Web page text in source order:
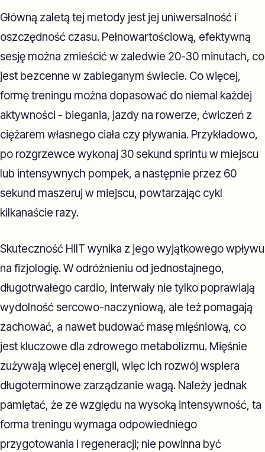
Główną zaletą tej metody jest jej uniwersalność i
oszczędność czasu. Pełnowartościową, efektywną
sesję można zmieścić w zaledwie 20-30 minutach, co
jest bezcenne w zabieganym świecie. Co więcej,
formę treningu można dopasować do niemal każdej
aktywności - biegania, jazdy na rowerze, ćwiczeń z
ciężarem własnego ciała czy pływania. Przykładowo,
po rozgrzewce wykonaj 30 sekund sprintu w miejscu
lub intensywnych pompek, a następnie przez 60
sekund maszeruj w miejscu, powtarzając cykl
kilkanaście razy.
Skuteczność HIIT wynika z jego wyjątkowego wpływu
na fizjologię. W odróżnieniu od jednostajnego,
długotrwałego cardio, interwały nie tylko poprawiają
wydolność sercowo-naczyniową, ale też pomagają
zachować, a nawet budować masę mięśniową, co
jest kluczowe dla zdrowego metabolizmu. Mięśnie
zużywają więcej energii, więc ich rozwój wspiera
długoterminowe zarządzanie wagą. Należy jednak
pamiętać, że ze względu na wysoką intensywność, ta
forma treningu wymaga odpowiedniego
przygotowania i regeneracji; nie powinna być